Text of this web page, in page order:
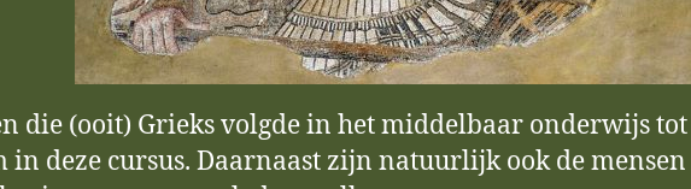
die (ooit) Grieks volgde in het middelbaar onderwijs
in deze cursus. Daarnaast zijn natuurlijk ook de